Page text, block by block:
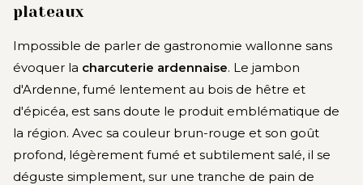
plateaux
Impossible de parler de gastronomie wallonne sans
évoquer la charcuterie ardennaise. Le jambon
d'Ardenne, fumé lentement au bois de hêtre et
d'épicéa, est sans doute le produit emblématique de
la région. Avec sa couleur brun-rouge et son goût
profond, légèrement fumé et subtilement salé, il se
déguste simplement, sur une tranche de pain de